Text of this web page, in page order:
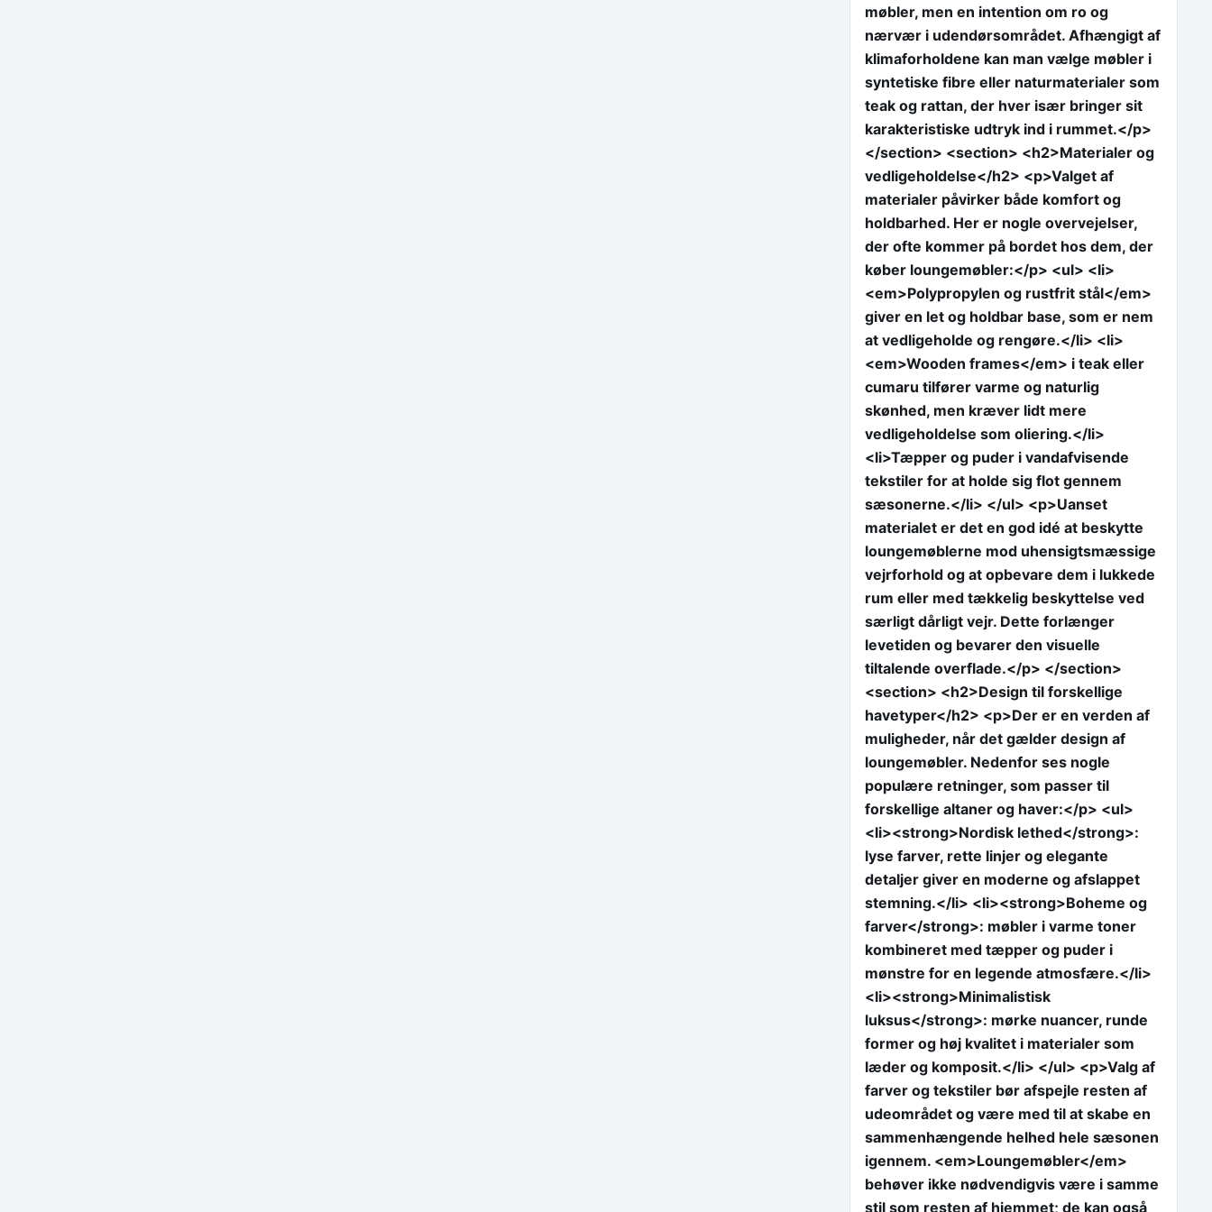
møbler, men en intention om ro og
nærvær i udendørsområdet. Afhængigt af
klimaforholdene kan man vælge møbler i
syntetiske fibre eller naturmaterialer som
teak og rattan, der hver især bringer sit
karakteristiske udtryk ind i rummet.</p>
</section> <section> <h2>Materialer og
vedligeholdelse</h2> <p>Valget af
materialer påvirker både komfort og
holdbarhed. Her er nogle overvejelser,
der ofte kommer på bordet hos dem, der
køber loungemøbler:</p> <ul> <li>
<em>Polypropylen og rustfrit stål</em>
giver en let og holdbar base, som er nem
at vedligeholde og rengøre.</li> <li>
<em>Wooden frames</em> i teak eller
cumaru tilfører varme og naturlig
skønhed, men kræver lidt mere
vedligeholdelse som oliering.</li>
<li>Tæpper og puder i vandafvisende
tekstiler for at holde sig flot gennem
sæsonerne.</li> </ul> <p>Uanset
materialet er det en god idé at beskytte
loungemøblerne mod uhensigtsmæssige
vejrforhold og at opbevare dem i lukkede
rum eller med tækkelig beskyttelse ved
særligt dårligt vejr. Dette forlænger
levetiden og bevarer den visuelle
tiltalende overflade.</p> </section>
<section> <h2>Design til forskellige
havetyper</h2> <p>Der er en verden af
muligheder, når det gælder design af
loungemøbler. Nedenfor ses nogle
populære retninger, som passer til
forskellige altaner og haver:</p> <ul>
<li><strong>Nordisk lethed</strong>:
lyse farver, rette linjer og elegante
detaljer giver en moderne og afslappet
stemning.</li> <li><strong>Boheme og
farver</strong>: møbler i varme toner
kombineret med tæpper og puder i
mønstre for en legende atmosfære.</li>
<li><strong>Minimalistisk
luksus</strong>: mørke nuancer, runde
former og høj kvalitet i materialer som
læder og komposit.</li> </ul> <p>Valg af
farver og tekstiler bør afspejle resten af
udeområdet og være med til at skabe en
sammenhængende helhed hele sæsonen
igennem. <em>Loungemøbler</em>
behøver ikke nødvendigvis være i samme
stil som resten af hjemmet; de kan også